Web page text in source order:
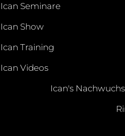
Ican Seminare
Ican Show
Ican Training
Ican Videos
Ican's